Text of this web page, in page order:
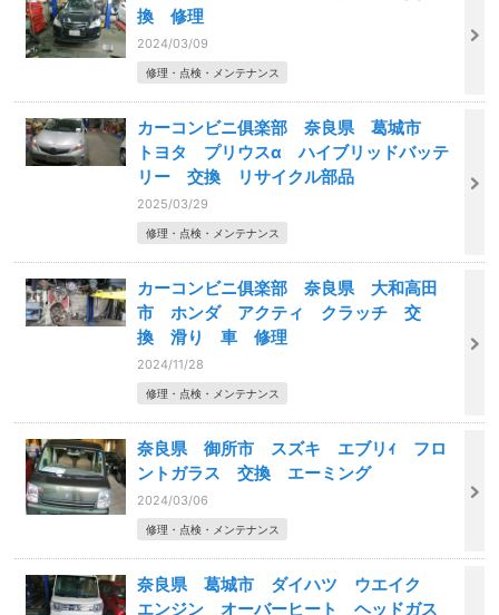
換 修理
2024/03/09
修理・点検・メンテナンス
カーコンビニ俱楽部 奈良県 葛城市
トヨタ プリウスα ハイブリッドバッテ
リー 交換 リサイクル部品
2025/03/29
修理・点検・メンテナンス
カーコンビニ俱楽部 奈良県 大和高田
市 ホンダ アクティ クラッチ 交
換 滑り 車 修理
2024/11/28
修理・点検・メンテナンス
奈良県 御所市 スズキ エブリｨ フロ
ントガラス 交換 エーミング
2024/03/06
修理・点検・メンテナンス
奈良県 葛城市 ダイハツ ウエイク
エンジン オーバーヒート ヘッドガス